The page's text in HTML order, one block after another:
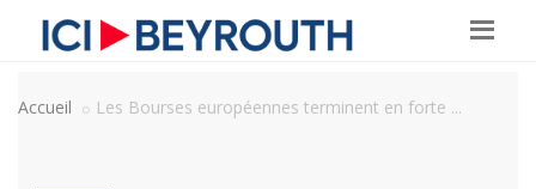
Accueil Les Bourses européennes terminent en forte ...